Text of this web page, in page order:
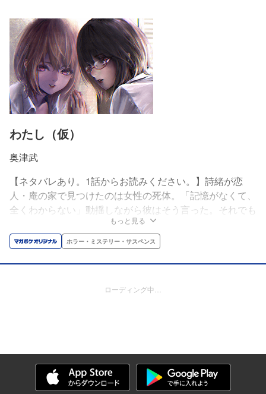
わたし（仮）
奥津武
【ネタバレあり。1話からお読みください。】詩緒が恋
人・庵の家で見つけたのは女性の死体。「記憶がなくて、
全くわからない」動揺しながら彼はそう言った。それでも
愛する庵を助けるため、死体の解体を手伝うことに。その
気持ちは記憶喪失の庵にも伝わったようで、「大切な人
だ」と後ろから抱きしめてくれた。――しかし。この状況
は作られたものなのだ。詩緒によって。正しくは、詩緒を
もっと見る
ホラー・ミステリー・サスペンス
ローディング中…